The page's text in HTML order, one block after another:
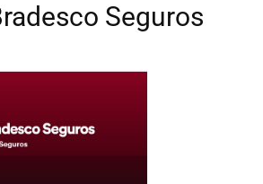
Seguros